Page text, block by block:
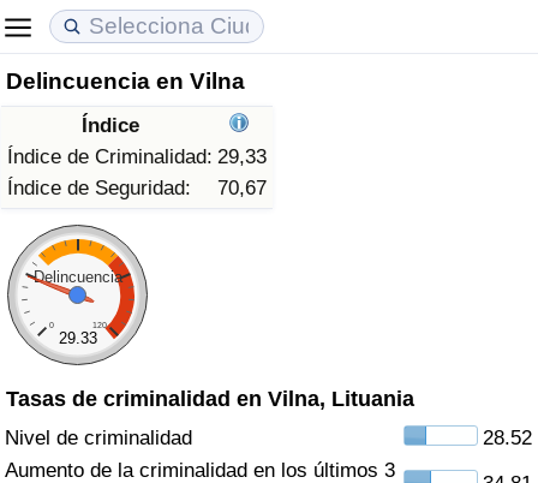
Delincuencia en Vilna
Índice
Índice de Criminalidad: 29,33
Índice de Seguridad:
70,67
Delincuencia
0 120
29.33
Tasas de criminalidad en Vilna, Lituania
Nivel de criminalidad
28.52
Aumento de la criminalidad en los últimos 3
Coste de vida
Índice de Costo de Vida (Actual)
Índice de Costo de Vida
Índice de costo de vida por país
en aqaba
Precios de las propiedades
Índice de Precios de Inmuebles (Actual)
Índice de Precios de Inmuebles
Índice de Precios de Inmuebles por País
Calidad de Vida
Índice de Calidad de Vida
Índice de Calidad de Vida (Actual)
Índice de calidad de vida por país
Delincuencia
Calificación del Índice de Criminalidad
(Actual)